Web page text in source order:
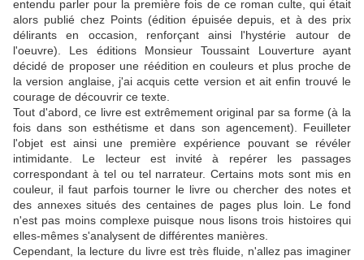
entendu parler pour la première fois de ce roman culte, qui était
alors publié chez Points (édition épuisée depuis, et à des prix
délirants en occasion, renforçant ainsi l'hystérie autour de
l'oeuvre). Les éditions Monsieur Toussaint Louverture ayant
décidé de proposer une réédition en couleurs et plus proche de
la version anglaise, j'ai acquis cette version et ait enfin trouvé le
courage de découvrir ce texte.
Tout d'abord, ce livre est extrêmement original par sa forme (à la
fois dans son esthétisme et dans son agencement). Feuilleter
l'objet est ainsi une première expérience pouvant se révéler
intimidante. Le lecteur est invité à repérer les passages
correspondant à tel ou tel narrateur. Certains mots sont mis en
couleur, il faut parfois tourner le livre ou chercher des notes et
des annexes situés des centaines de pages plus loin. Le fond
n'est pas moins complexe puisque nous lisons trois histoires qui
elles-mêmes s'analysent de différentes manières.
Cependant, la lecture du livre est très fluide, n'allez pas imaginer